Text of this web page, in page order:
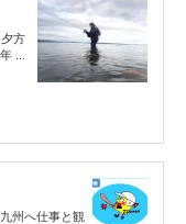
方
...
州へ仕事と観